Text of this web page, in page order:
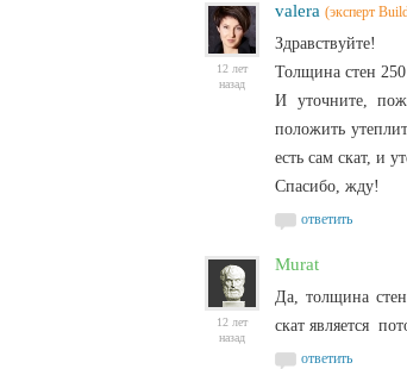
12 лет
назад
valera (эксперт
Здравствуйте!
Толщина стен
И уточните,
положить
есть сам скат, и
Спасибо, жду!
ответить
12 лет
назад
Murat
Да, толщина
скат является
ответить